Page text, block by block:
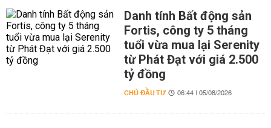
Danh tính Bất động sản
Fortis, công ty 5 tháng
tuổi vừa mua lại Serenity
từ Phát Đạt với giá 2.500
tỷ đồng
CHỦ ĐẦU TƯ 06:44 | 05/08/2026